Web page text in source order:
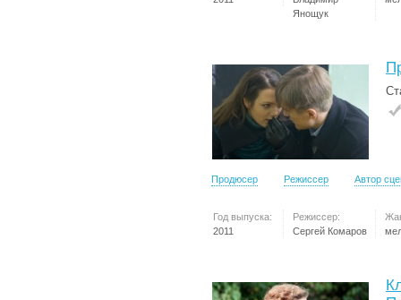
Янощук
Продюсер Режиссер Автор
Год выпуска:
2011
Режиссер:
Сергей Комаров